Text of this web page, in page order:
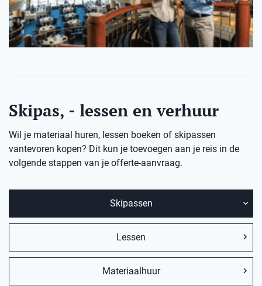
Skipas, - lessen en verhuur
Wil je materiaal huren, lessen boeken of skipassen
vantevoren kopen? Dit kun je toevoegen aan je reis in de
volgende stappen van je offerte-aanvraag.
Skipassen
Lessen
Materiaalhuur